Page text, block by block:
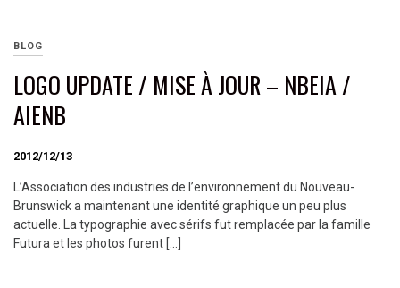
BLOG
LOGO UPDATE / MISE À JOUR – NBEIA /
AIENB
2012/12/13
L’Association des industries de l’environnement du Nouveau-
Brunswick a maintenant une identité graphique un peu plus
actuelle. La typographie avec sérifs fut remplacée par la famille
Futura et les photos furent […]